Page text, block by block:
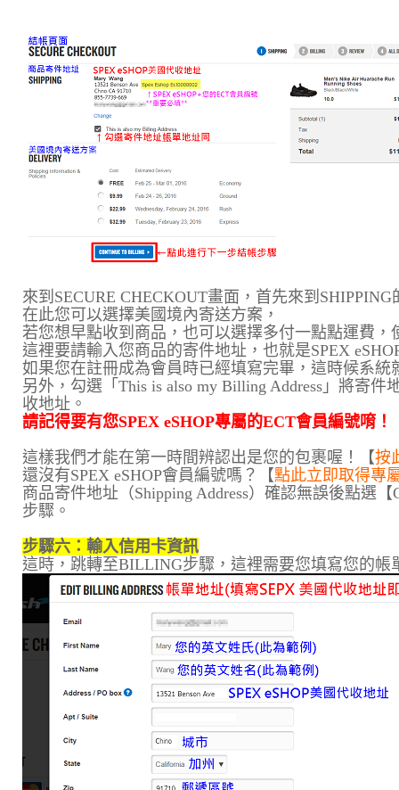
來到SECURE CHECKOUT畫面，首先來到SHIPPING
在此您可以選擇美國境內寄送方案，
若您想早點收到商品，也可以選擇多付一點點運費，
這裡要請輸入您商品的寄件地址，也就是SPEX
如果您在註冊成為會員時已經填寫完畢，這時候系統
另外，勾選「This is also my Billing Address」將寄件
收地址。
請記得要有您SPEX eSHOP專屬的ECT會員編號唷！
這樣我們才能在第一時間辨認出是您的包裹喔！【按
還沒有SPEX eSHOP會員編號嗎？【點此立即取得專
商品寄件地址（Shipping Address）確認無誤後點選
步驟。
步驟六：輸入信用卡資訊
這時，跳轉至BILLING步驟，這裡需要您填寫您的帳